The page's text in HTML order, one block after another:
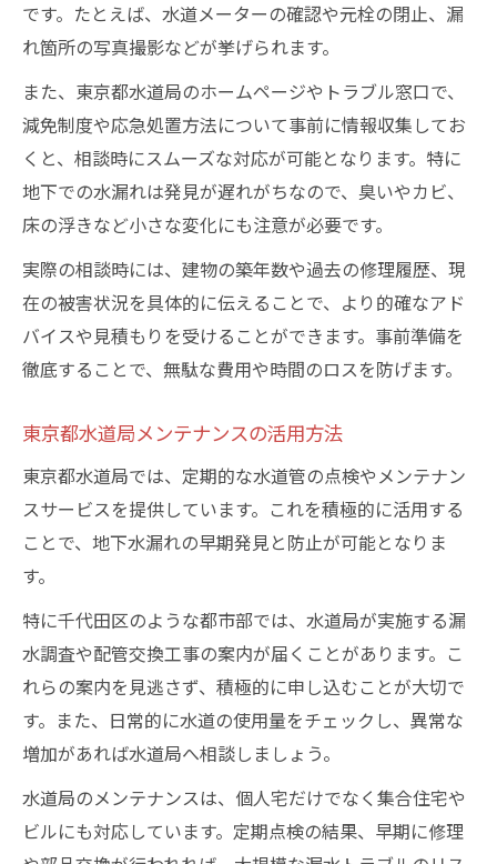
です。たとえば、水道メーターの確認や元栓の閉止、漏
れ箇所の写真撮影などが挙げられます。
また、東京都水道局のホームページやトラブル窓口で、
減免制度や応急処置方法について事前に情報収集してお
くと、相談時にスムーズな対応が可能となります。特に
地下での水漏れは発見が遅れがちなので、臭いやカビ、
床の浮きなど小さな変化にも注意が必要です。
実際の相談時には、建物の築年数や過去の修理履歴、現
在の被害状況を具体的に伝えることで、より的確なアド
バイスや見積もりを受けることができます。事前準備を
徹底することで、無駄な費用や時間のロスを防げます。
東京都水道局メンテナンスの活用方法
東京都水道局では、定期的な水道管の点検やメンテナン
スサービスを提供しています。これを積極的に活用する
ことで、地下水漏れの早期発見と防止が可能となりま
す。
特に千代田区のような都市部では、水道局が実施する漏
水調査や配管交換工事の案内が届くことがあります。こ
れらの案内を見逃さず、積極的に申し込むことが大切で
す。また、日常的に水道の使用量をチェックし、異常な
増加があれば水道局へ相談しましょう。
水道局のメンテナンスは、個人宅だけでなく集合住宅や
ビルにも対応しています。定期点検の結果、早期に修理